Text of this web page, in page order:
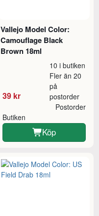
Vallejo Model Color:
Camouflage Black
Brown 18ml
39 kr
10 i butiken
Fler än 20
på
postorder
Butiken
Postorder
Köp